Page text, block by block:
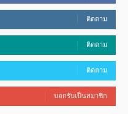
ติดตาม
ติดตาม
ติดตาม
บอกรับเป็นสมาชิก